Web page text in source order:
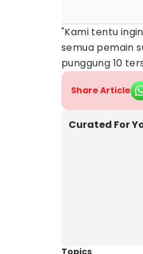
"Kami tentu
semua pemain
punggung 10
Share Article
Curated For
Topics